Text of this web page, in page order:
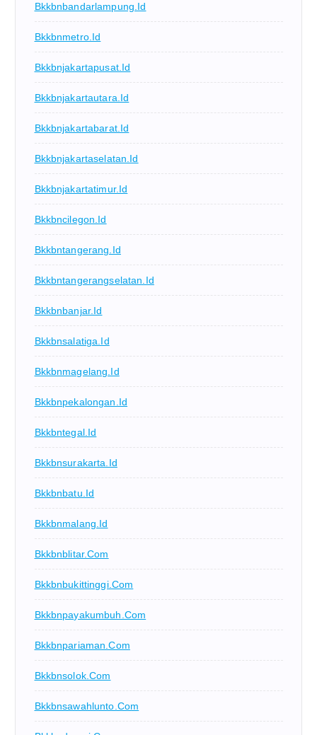
Bkkbnbandarlampung.id
Bkkbnmetro.id
Bkkbnjakartapusat.id
Bkkbnjakartautara.id
Bkkbnjakartabarat.id
Bkkbnjakartaselatan.id
Bkkbnjakartatimur.id
Bkkbncilegon.id
Bkkbntangerang.id
Bkkbntangerangselatan.id
Bkkbnbanjar.id
Bkkbnsalatiga.id
Bkkbnmagelang.id
Bkkbnpekalongan.id
Bkkbntegal.id
Bkkbnsurakarta.id
Bkkbnbatu.id
Bkkbnmalang.id
Bkkbnblitar.com
Bkkbnbukittinggi.com
Bkkbnpayakumbuh.com
Bkkbnpariaman.com
Bkkbnsolok.com
Bkkbnsawahlunto.com